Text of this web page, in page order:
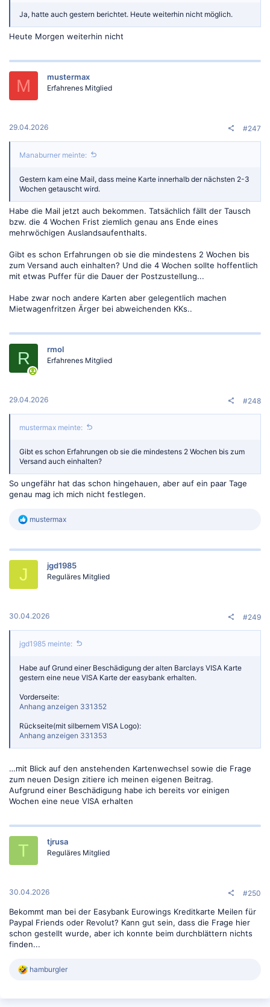
Ja, hatte auch gestern berichtet. Heute weiterhin nicht möglich.
Heute Morgen weiterhin nicht
M mustermax
Erfahrenes Mitglied
29.04.2026 #247
Manaburner meinte:
Gestern kam eine Mail, dass meine Karte innerhalb der nächsten 2-3
Wochen getauscht wird.
Habe die Mail jetzt auch bekommen. Tatsächlich fällt der Tausch
bzw. die 4 Wochen Frist ziemlich genau ans Ende eines
mehrwöchigen Auslandsaufenthalts.
Gibt es schon Erfahrungen ob sie die mindestens 2 Wochen bis
zum Versand auch einhalten? Und die 4 Wochen sollte hoffentlich
mit etwas Puffer für die Dauer der Postzustellung...
Habe zwar noch andere Karten aber gelegentlich machen
Mietwagenfritzen Ärger bei abweichenden KKs..
R rmol
Erfahrenes Mitglied
29.04.2026 #248
mustermax meinte:
Gibt es schon Erfahrungen ob sie die mindestens 2 Wochen bis zum
Versand auch einhalten?
So ungefähr hat das schon hingehauen, aber auf ein paar Tage
genau mag ich mich nicht festlegen.
R
k
:
mustermax
J jgd1985
Reguläres Mitglied
30.04.2026 #249
jgd1985 meinte:
Habe auf Grund einer Beschädigung der alten Barclays VISA Karte
gestern eine neue VISA Karte der easybank erhalten.
Vorderseite:
Anhang anzeigen 331352
Rückseite(mit silbernem VISA Logo):
Anhang anzeigen 331353
…mit Blick auf den anstehenden Kartenwechsel sowie die Frage
zum neuen Design zitiere ich meinen eigenen Beitrag.
Aufgrund einer Beschädigung habe ich bereits vor einigen
Wochen eine neue VISA erhalten
T tjrusa
Reguläres Mitglied
30.04.2026 #250
Bekommt man bei der Easybank Eurowings Kreditkarte Meilen für
Paypal Friends oder Revolut? Kann gut sein, dass die Frage hier
schon gestellt wurde, aber ich konnte beim durchblättern nichts
finden...
R
k
hamburgler